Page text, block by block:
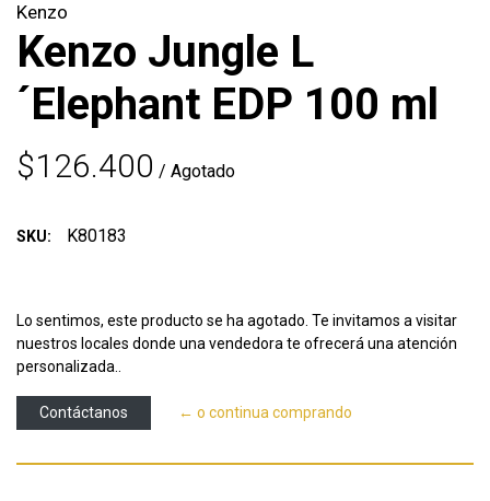
Kenzo
Kenzo Jungle L
´Elephant EDP 100 ml
$126.400 / Agotado
SKU: K80183
Lo sentimos, este producto se ha agotado. Te invitamos a visitar
nuestros locales donde una vendedora te ofrecerá una atención
personalizada..
Contáctanos ← o continua comprando